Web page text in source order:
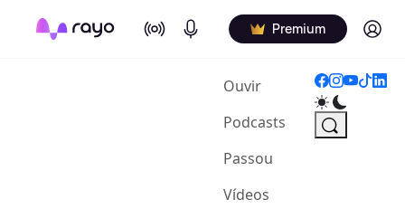
On Air Podcasts Premium Log in
Ouvir(current)
Podcasts
Passou
Vídeos